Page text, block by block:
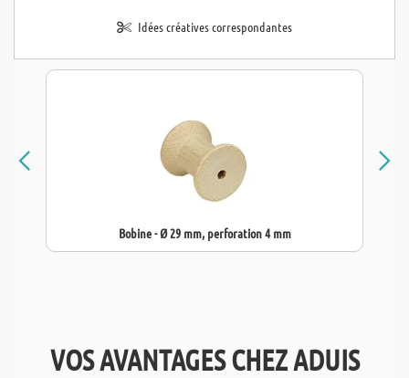
Idées créatives correspondantes
Bobine - Ø 29 mm, perforation 4 mm
VOS AVANTAGES CHEZ ADUIS